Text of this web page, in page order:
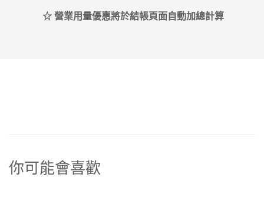
☆ 營業用量優惠將於結帳頁面自動加總計算
你可能會喜歡